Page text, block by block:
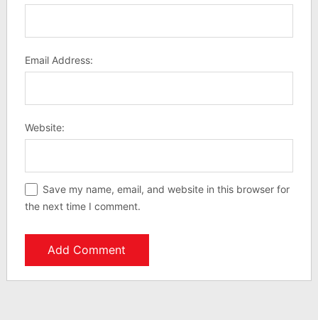
Email Address:
Website:
Save my name, email, and website in this browser for
the next time I comment.